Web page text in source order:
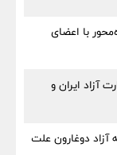
با اعضای
آزاد ایران و
دوغارون علت